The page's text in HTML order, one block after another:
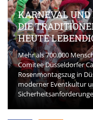
KARNEVAL UND
DIE
HEUTE
Mehr als 700.000
Comitee Düsseldorfer
Rosenmontagszug in
moderner Eventkultur